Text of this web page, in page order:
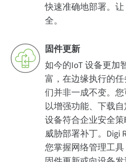
快速准确地部署。让
全。
固件更新
如今的IoT 设备更加
富，在边缘执行的
们并非一成不变。
以增强功能、下载
设备符合企业安全
威胁部署补丁。Digi
您掌握网络管理工